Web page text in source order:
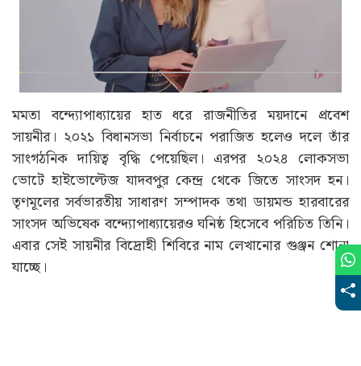
মমতা বন্দ্যোপাধ্যায়ের হাত ধরে রাজনীতির ময়দানে প্রবেশ
সায়নীর। ২০২১ বিধানসভা নির্বাচনে পরাজিত হলেও দলে তাঁর
সাংগঠনিক দায়িত্ব বৃদ্ধি পেয়েছিল। এরপর ২০২৪ লোকসভা
ভোটে হাইভোল্টেজ যাদবপুর কেন্দ্র থেকে জিতে সাংসদ হন।
তৃণমূলের সর্বভারতীয় সাধারণ সম্পাদক তথা ডায়মন্ড হারবারের
সাংসদ অভিষেক বন্দ্যোপাধ্যায়েরও ঘনিষ্ঠ হিসেবে পরিচিত তিনি।
এবার সেই সায়নীর বিদ্রোহী শিবিরে নাম লেখানোর গুঞ্জন শোনা
যাচ্ছে।